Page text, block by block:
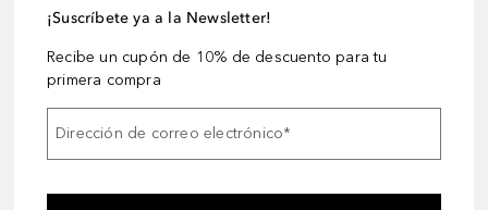
¡Suscríbete ya a la Newsletter!
Recibe un cupón de 10% de descuento para tu
primera compra
Dirección de correo electrónico*